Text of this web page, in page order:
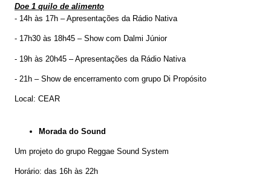
Doe 1 quilo de alimento
- 14h às 17h – Apresentações da Rádio Nativa
- 17h30 às 18h45 – Show com Dalmi Júnior
- 19h às 20h45 – Apresentações da Rádio Nativa
- 21h – Show de encerramento com grupo Di Propósito
Local: CEAR
Morada do Sound
Um projeto do grupo Reggae Sound System
Horário: das 16h às 22h